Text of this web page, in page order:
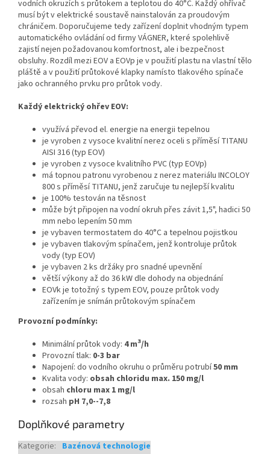
vodních okruzích s průtokem a teplotou do 40°C. Každý ohřívač
musí být v elektrické soustavě nainstalován za proudovým
chráničem. Doporučujeme tedy zařízení doplnit vhodným typem
automatického ovládání od firmy VÁGNER, které spolehlivě
zajistí nejen požadovanou komfortnost, ale i bezpečnost
obsluhy. Rozdíl mezi EOV a EOVp je v použití plastu na vlastní tělo
pláště a v použití průtokové klapky namísto tlakového spínače
jako ochranného prvku pro průtok vody.
Každý elektrický ohřev EOV:
využívá převod el. energie na energii tepelnou
je vyroben z vysoce kvalitní nerez oceli s příměsí TITANU
AISI 316 (typ EOV)
je vyroben z vysoce kvalitního PVC (typ EOVp)
má topnou patronu vyrobenou z nerez materiálu INCOLOY
800 s příměsí TITANU, jenž zaručuje tu nejlepší kvalitu
je 100% testován na těsnost
může být připojen na vodní okruh přes závit 1,5", hadici 50
mm nebo lepením 50 mm
je vybaven termostatem do 40°C a tepelnou pojistkou
je vybaven tlakovým spínačem, jenž kontroluje průtok
vody (typ EOV)
je vybaven 2 ks držáky pro snadné upevnění
větší výkony až do 36 kW dle dohody na objednání
EOVk je totožný s typem EOV, pouze průtok vody
zařízením je snímán průtokovým spínačem
Provozní podmínky:
Minimální průtok vody: 4 m3/h
Provozní tlak: 0-3 bar
Napojení: do vodního okruhu o průměru potrubí50 mm
Kvalita vody: obsah chloridu max. 150 mg/l
obsah chloru max 1 mg/l
rozsah pH 7,0--7,8
Doplňkové parametry
Kategorie: Bazénová technologie